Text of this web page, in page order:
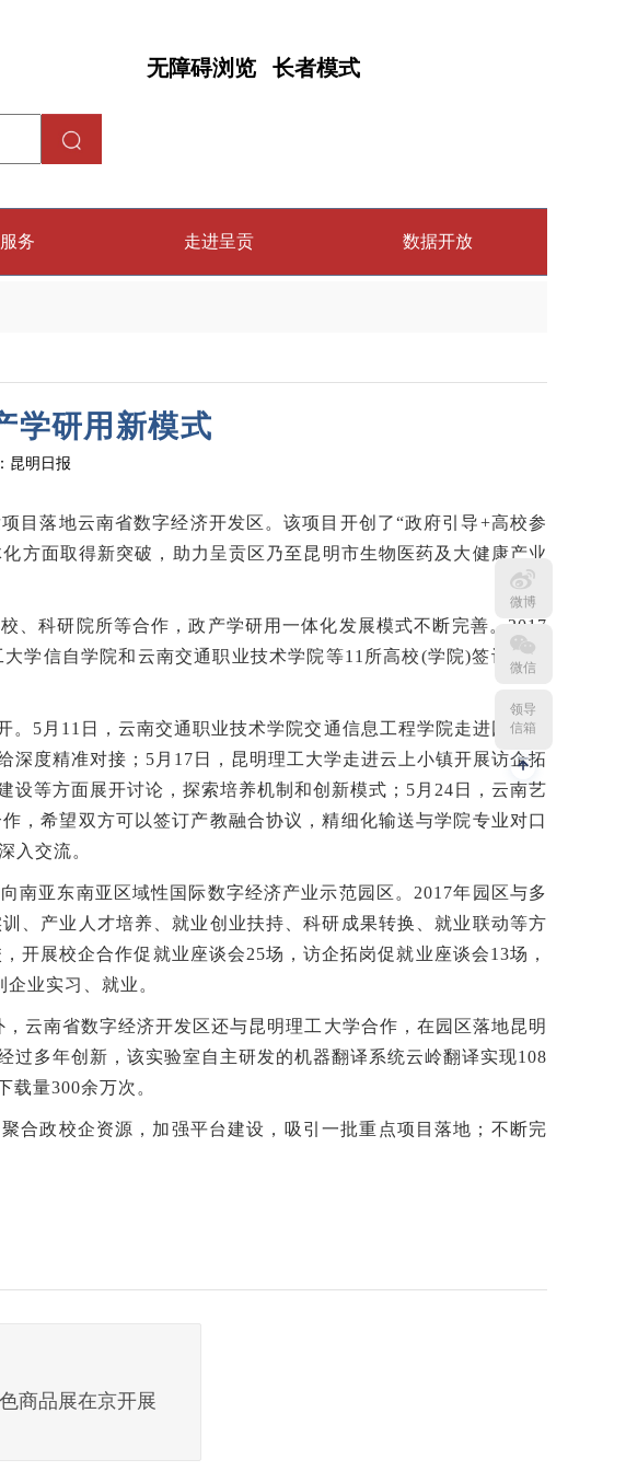
长者模式
无障碍浏览
务 走进呈贡 数据开放
微博
微信
领导
信箱
学研用新模式
明日报
目落地云南省数字经济开发区。该项目开创了“政府引导+高校参
方面取得新突破，助力呈贡区乃至昆明市生物医药及大健康产业
、科研院所等合作，政产学研用一体化发展模式不断完善。2017
学信自学院和云南交通职业技术学院等11所高校(学院)签订校地
5月11日，云南交通职业技术学院交通信息工程学院走进园区，
度精准对接；5月17日，昆明理工大学走进云上小镇开展访企拓
等方面展开讨论，探索培养机制和创新模式；5月24日，云南艺
，希望双方可以签订产教融合协议，精细化输送与学院专业对口
入交流。
南亚东南亚区域性国际数字经济产业示范园区。2017年园区与多
、产业人才培养、就业创业扶持、科研成果转换、就业联动等方
开展校企合作促就业座谈会25场，访企拓岗促就业座谈会13场，
业实习、就业。
云南省数字经济开发区还与昆明理工大学合作，在园区落地昆明
多年创新，该实验室自主研发的机器翻译系统云岭翻译实现108
量300余万次。
合政校企资源，加强平台建设，吸引一批重点项目落地；不断完
商品展在京开展